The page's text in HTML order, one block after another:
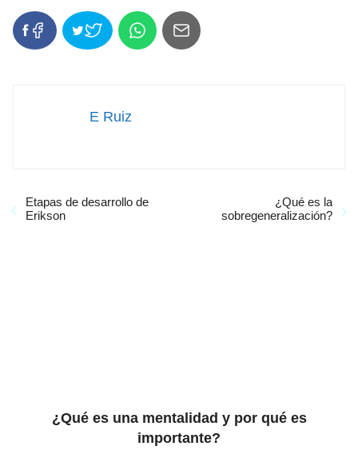
E Ruiz
Etapas de desarrollo de
Erikson
¿Qué es la
sobregeneralización?
¿Qué es una mentalidad y por qué es
importante?